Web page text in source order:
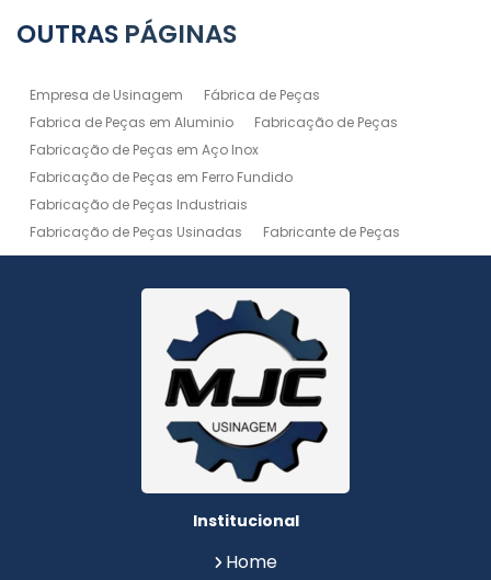
OUTRAS PÁGINAS
Empresa de Usinagem
Fábrica de Peças
Fabrica de Peças em Aluminio
Fabricação de Peças
Fabricação de Peças em Aço Inox
Fabricação de Peças em Ferro Fundido
Fabricação de Peças Industriais
Fabricação de Peças Usinadas
Fabricante de Peças
Fabricante de Peças de Máquinas
Manutenção de Máquina
Peças Usinadas
Serviço de Soldagem
Serviço de Usinagem
Serviço de Usinagem Pesada
Serviços de Usinagem CNC
Serviços de Usinagem de Peças
Serviços de Usinagem Tornearia e Solda
Usinagem
Usinagem Aluminio
Usinagem de Alta Precisão
Usinagem de Alumínio
Usinagem de Peças em Aço Inox
Institucional
Home